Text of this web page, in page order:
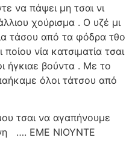
να πάψει μη τσαι νι
χούρισμα . Ο υζέ μι
τάσου από τα φόδρα τθο
νία κατσιματία τσαι
ήγκιαε βούντα . Με το
όλοι τάτσου από
τσαι να αγαπήνουμε
…. ΕΜΕ ΝΙΟΥΝΤΕ